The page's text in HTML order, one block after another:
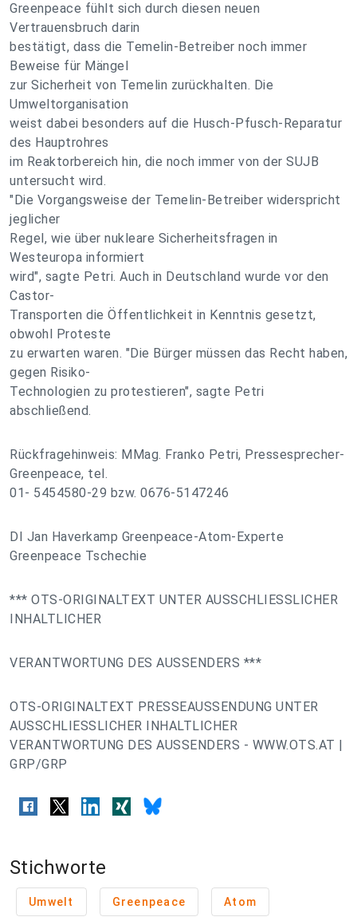
Greenpeace fühlt sich durch diesen neuen
Vertrauensbruch darin
bestätigt, dass die Temelin-Betreiber noch immer
Beweise für Mängel
zur Sicherheit von Temelin zurückhalten. Die
Umweltorganisation
weist dabei besonders auf die Husch-Pfusch-Reparatur
des Hauptrohres
im Reaktorbereich hin, die noch immer von der SUJB
untersucht wird.
"Die Vorgangsweise der Temelin-Betreiber widerspricht
jeglicher
Regel, wie über nukleare Sicherheitsfragen in
Westeuropa informiert
wird", sagte Petri. Auch in Deutschland wurde vor den
Castor-
Transporten die Öffentlichkeit in Kenntnis gesetzt,
obwohl Proteste
zu erwarten waren. "Die Bürger müssen das Recht haben,
gegen Risiko-
Technologien zu protestieren", sagte Petri
abschließend.
Rückfragehinweis: MMag. Franko Petri, Pressesprecher-
Greenpeace, tel.
01- 5454580-29 bzw. 0676-5147246
DI Jan Haverkamp Greenpeace-Atom-Experte
Greenpeace Tschechie
*** OTS-ORIGINALTEXT UNTER AUSSCHLIESSLICHER
INHALTLICHER
VERANTWORTUNG DES AUSSENDERS ***
OTS-ORIGINALTEXT PRESSEAUSSENDUNG UNTER
AUSSCHLIESSLICHER INHALTLICHER
VERANTWORTUNG DES AUSSENDERS - WWW.OTS.AT |
GRP/GRP
Stichworte
Umwelt Greenpeace Atom